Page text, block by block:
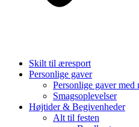
Skilt til æresport
Personlige gaver
Personlige gaver med
Smagsoplevelser
Højtider & Begivenheder
Alt til festen